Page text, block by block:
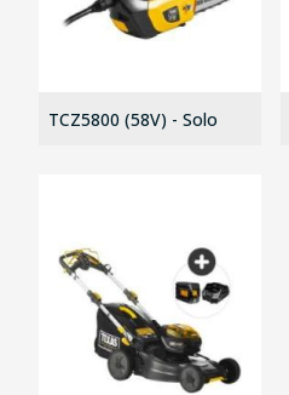
TCZ5800 (58V) - Solo